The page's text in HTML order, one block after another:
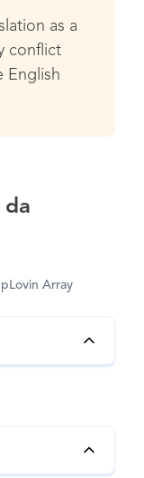
as a
conflict
English
da
Array